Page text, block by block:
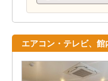
エアコン・テレビ、